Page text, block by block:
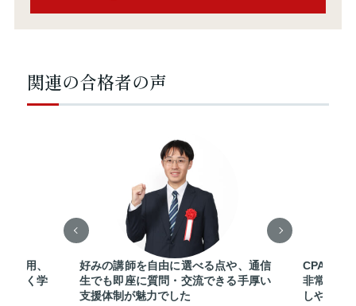
関連の合格者の声
活用、
なく学
好みの講師を自由に選べる点や、通信
生でも即座に質問・交流できる手厚い
支援体制が魅力でした
CPAのテ
非常に明
しやすか